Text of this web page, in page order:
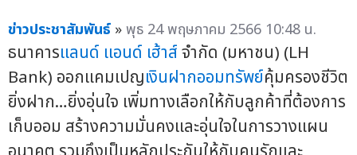
ข่าวประชาสัมพันธ์ »พุธ 24 พฤษภาคม 2566 10:48 น.
ธนาคารแลนด์ แอนด์ เฮ้าส์จำกัด (มหาชน) (LH
Bank) ออกแคมเปญเงินฝากออมทรัพย์คุ้มครองชีวิต
ยิ่งฝาก…ยิ่งอุ่นใจ เพิ่มทางเลือกให้กับลูกค้าที่ต้องการ
เก็บออม สร้างความมั่นคงและอุ่นใจในการวางแผน